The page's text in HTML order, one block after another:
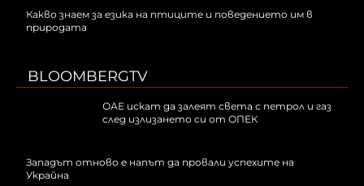
Какво знаем за езика на птиците и поведението им в
природата
BLOOMBERGTV
ОАЕ искат да залеят света с петрол и газ
след излизането си от ОПЕК
Западът отново е напът да провали успехите на
Украйна